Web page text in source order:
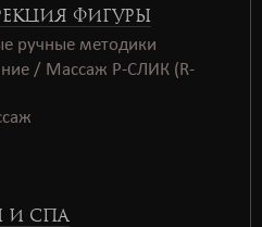
И СПА
ФИГУРЫ
ручные методики
/ Массаж Р-СЛИК (R-